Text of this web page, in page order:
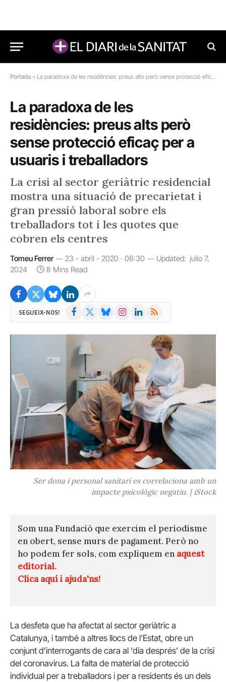
Portada » La paradoxa de les residències: preus alts però sense protecció eficaç per a usuaris i treballadors
La paradoxa de les
residències: preus alts però
sense protecció eficaç per a
usuaris i treballadors
La crisi al sector geriàtric residencial
mostra una situació de precarietat i
gran pressió laboral sobre els
treballadors tot i les quotes que
cobren els centres
Tomeu Ferrer 23 - abril - 2020 · 06:30 Updated: julio 7,
2024
8 Mins Read
SEGUEIX-NOS! Facebook BlueskyInstagramLinkedIn
RSS
Ser dona i personal sanitari es correlaciona amb un
impacte psicològic negatiu. | iStock
Som una Fundació que exercim el periodisme
en obert, sense murs de pagament. Però no
ho podem fer sols, com expliquem en aquest
editorial.
Clica aquí i ajuda'ns!
La desfeta que ha afectat al sector geriàtric a
Catalunya, i també a altres llocs de l’Estat, obre un
conjunt d’interrogants de cara al ‘dia després’ de la crisi
del coronavirus. La falta de material de protecció
individual per a treballadors i per a residents és un dels